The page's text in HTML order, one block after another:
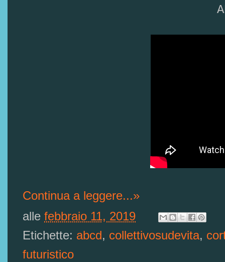
Continua a leggere...»
alle febbraio 11, 2019
Etichette: abcd, collettivosudevita,
futuristico